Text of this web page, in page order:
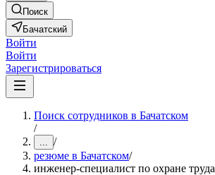
Поиск
Бачатский
Войти
Войти
Зарегистрироваться
Поиск сотрудников в Бачатском
/
... /
резюме в Бачатском/
инженер-специалист по охране труда